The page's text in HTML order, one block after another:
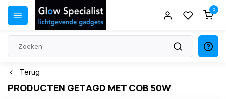
0
Terug
PRODUCTEN GETAGD MET COB 50W